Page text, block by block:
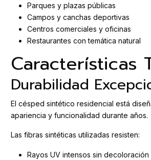
Parques y plazas públicas
Campos y canchas deportivas
Centros comerciales y oficinas
Restaurantes con temática natural
Características
Durabilidad
El césped sintético residencial está
apariencia y funcionalidad durante años.
Las fibras sintéticas utilizadas resisten:
Rayos UV intensos sin decoloración